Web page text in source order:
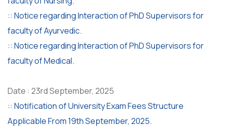
:: Notice regarding Interaction of PhD Supervisors for
faculty of Ayurvedic.
:: Notice regarding Interaction of PhD Supervisors for
faculty of Medical.
Date : 23rd September, 2025
:: Notification of University Exam Fees Structure
Applicable From 19th September, 2025.